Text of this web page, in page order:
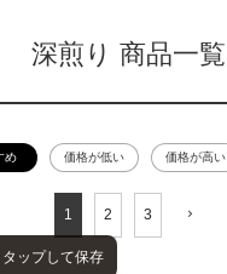
深煎り 商品一覧
め 価格が低い 価格が高い
1 2 3
タップして保存